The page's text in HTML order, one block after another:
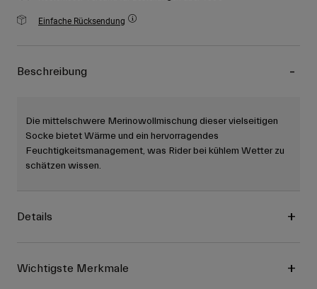
Einfache Rücksendung
Beschreibung
Die mittelschwere Merinowollmischung dieser vielseitigen
Socke bietet Wärme und ein hervorragendes
Feuchtigkeitsmanagement, was Rider bei kühlem Wetter zu
schätzen wissen.
Details
Wichtigste Merkmale